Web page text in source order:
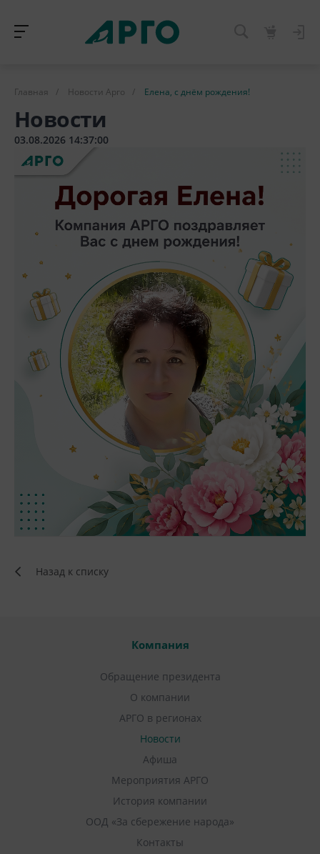
Главная / Новости Арго / Елена, с днём рождения!
Новости
03.08.2026 14:37:00
Назад к списку
Компания
Обращение президента
О компании
АРГО в регионах
Новости
Афиша
Мероприятия АРГО
История компании
ООД «За сбережение народа»
Контакты